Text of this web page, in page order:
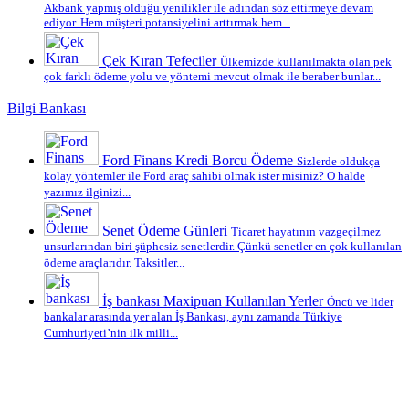
Akbank yapmış olduğu yenilikler ile adından söz ettirmeye devam
ediyor. Hem müşteri potansiyelini arttırmak hem...
Çek Kıran Tefeciler Ülkemizde kullanılmakta olan pek
çok farklı ödeme yolu ve yöntemi mevcut olmak ile beraber bunlar...
Bilgi Bankası
Ford Finans Kredi Borcu Ödeme Sizlerde oldukça
kolay yöntemler ile Ford araç sahibi olmak ister misiniz? O halde
yazımız ilginizi...
Senet Ödeme Günleri Ticaret hayatının vazgeçilmez
unsurlarından biri şüphesiz senetlerdir. Çünkü senetler en çok kullanılan
ödeme araçlarıdır. Taksitler...
İş bankası Maxipuan Kullanılan Yerler Öncü ve lider
bankalar arasında yer alan İş Bankası, aynı zamanda Türkiye
Cumhuriyeti’nin ilk milli...